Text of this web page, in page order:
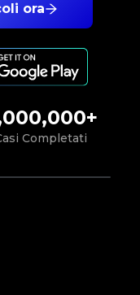
Completati
ora